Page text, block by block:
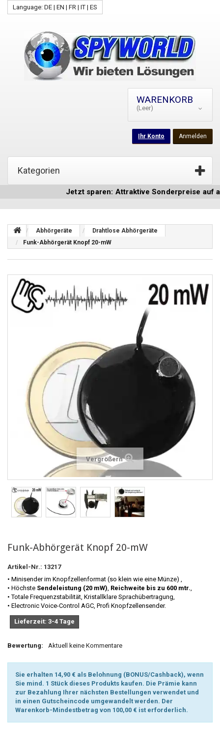
Language: DE | EN | FR | IT | ES
WARENKORB
(Leer)
Anmelden
Ihr Konto
Kategorien
Jetzt sparen: Attraktive Sonderpreise auf
Abhörgeräte
Drahtlose Abhörgeräte
Funk-Abhörgerät Knopf 20-mW
Vergrößern
Funk-Abhörgerät Knopf 20-mW
Artikel-Nr.: 13217
• Minisender im Knopfzellenformat (so klein wie eine Münze) ,
• Höchste Sendeleistung (20 mW), Reichweite bis zu 600 mtr.,
• Totale Frequenzstabilität, Kristallklare Sprachübertragung,
• Electronic Voice-Control AGC, Profi Knopfzellensender.
Lieferzeit: 3-4 Tage
Bewertung: Aktuell keine Kommentare
Sie erhalten 14,90 € als Belohnung (BONUS/Cashback), wenn
Sie mind. 1 Stück dieses Produkts kaufen. Die Prämie kann
zur Bezahlung Ihrer nächsten Bestellungen verwendet und
in einen Gutscheincode umgewandelt werden. Der
Warenkorb-Mindestbetrag von 100,00 € ist erforderlich.